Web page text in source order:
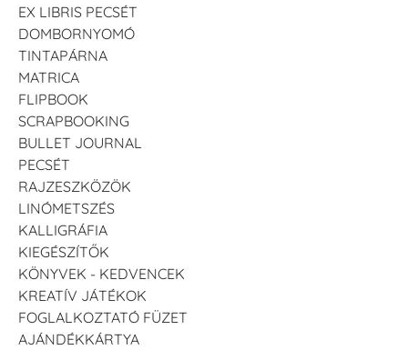
EX LIBRIS PECSÉT
DOMBORNYOMÓ
TINTAPÁRNA
MATRICA
FLIPBOOK
SCRAPBOOKING
BULLET JOURNAL
PECSÉT
RAJZESZKÖZÖK
LINÓMETSZÉS
KALLIGRÁFIA
KIEGÉSZÍTŐK
KÖNYVEK - KEDVENCEK
KREATÍV JÁTÉKOK
FOGLALKOZTATÓ FÜZET
AJÁNDÉKKÁRTYA